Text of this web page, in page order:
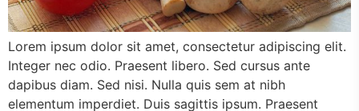
Lorem ipsum dolor sit amet, consectetur adipiscing elit.
Integer nec odio. Praesent libero. Sed cursus ante
dapibus diam. Sed nisi. Nulla quis sem at nibh
elementum imperdiet. Duis sagittis ipsum. Praesent